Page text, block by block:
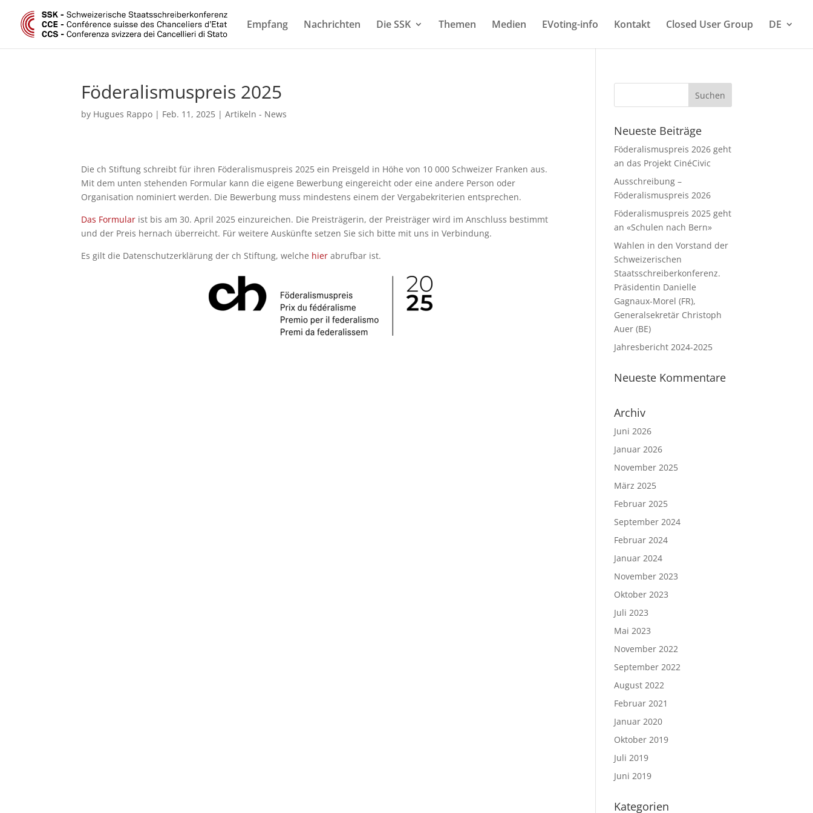
Empfang Nachrichten Die SSK Themen Medien EVoting-info Kontakt Closed User Group DE
Föderalismuspreis 2025
by Hugues Rappo | Feb. 11, 2025 |Artikeln - News
Die ch Stiftung schreibt für ihren Föderalismuspreis 2025 ein Preisgeld in Höhe von 10 000 Schweizer Franken aus.
Mit dem unten stehenden Formular kann die eigene Bewerbung eingereicht oder eine andere Person oder
Organisation nominiert werden. Die Bewerbung muss mindestens einem der Vergabekriterien entsprechen.
Das Formular ist bis am 30. April 2025 einzureichen. Die Preisträgerin, der Preisträger wird im Anschluss bestimmt
und der Preis hernach überreicht. Für weitere Auskünfte setzen Sie sich bitte mit uns in Verbindung.
Es gilt die Datenschutzerklärung der ch Stiftung, welche hier abrufbar ist.
Neueste Beiträge
Föderalismuspreis 2026 geht
an das Projekt CinéCivic
Ausschreibung –
Föderalismuspreis 2026
Föderalismuspreis 2025 geht
an «Schulen nach Bern»
Wahlen in den Vorstand der
Schweizerischen
Staatsschreiberkonferenz.
Präsidentin Danielle
Gagnaux-Morel (FR),
Generalsekretär Christoph
Auer (BE)
Jahresbericht 2024-2025
Neueste Kommentare
Archiv
Juni 2026
Januar 2026
November 2025
März 2025
Februar 2025
September 2024
Februar 2024
Januar 2024
November 2023
Oktober 2023
Juli 2023
Mai 2023
November 2022
September 2022
August 2022
Februar 2021
Januar 2020
Oktober 2019
Juli 2019
Juni 2019
Kategorien